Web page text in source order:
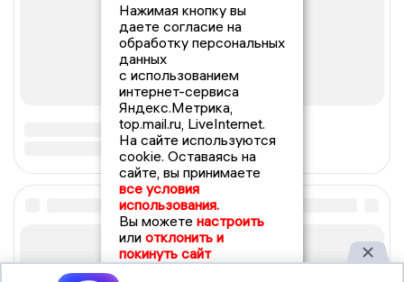
Нажимая кнопку вы
даете согласие на
обработку персональных
данных
с использованием
интернет-сервиса
Яндекс.Метрика,
top.mail.ru, LiveInternet.
На сайте используются
cookie. Оставаясь на
сайте, вы принимаете
все условия
использования.
Вы можете настроить
или отклонить и
покинуть сайт